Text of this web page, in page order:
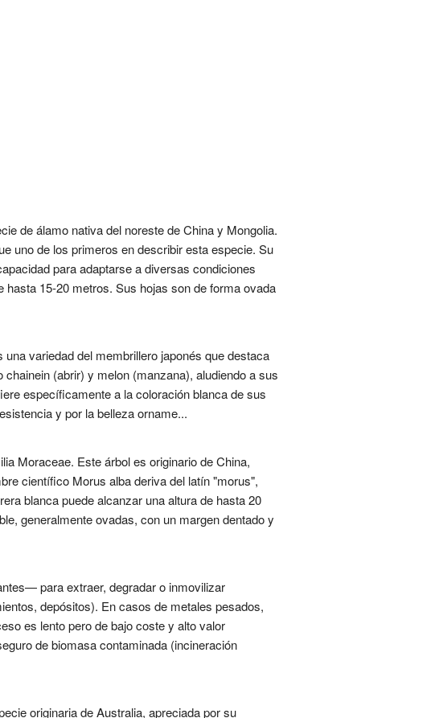
de álamo nativa del noreste de China y Mongolia.
uno de los primeros en describir esta especie. Su
para adaptarse a diversas condiciones
15-20 metros. Sus hojas son de forma ovada
variedad del membrillero japonés que destaca
(abrir) y melon (manzana), aludiendo a sus
específicamente a la coloración blanca de sus
y por la belleza orname...
Moraceae. Este árbol es originario de China,
científico Morus alba deriva del latín "morus",
blanca puede alcanzar una altura de hasta 20
generalmente ovadas, con un margen dentado y
para extraer, degradar o inmovilizar
depósitos). En casos de metales pesados,
es lento pero de bajo coste y alto valor
de biomasa contaminada (incineración
originaria de Australia, apreciada por su